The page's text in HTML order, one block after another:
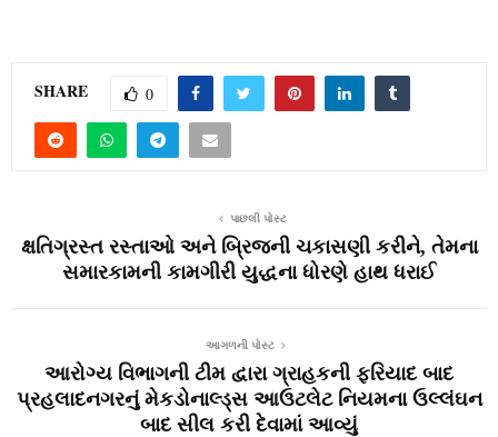
SHARE 0
પાછલી પોસ્ટ
ક્ષતિગ્રસ્ત રસ્તાઓ અને બ્રિજની ચકાસણી કરીને, તેમના
સમારકામની કામગીરી યુદ્ધના ધોરણે હાથ ધરાઈ
આગળની પોસ્ટ
આરોગ્ય વિભાગની ટીમ દ્વારા ગ્રાહકની ફરિયાદ બાદ
પ્રહલાદનગરનું મેકડોનાલ્ડ્સ આઉટલેટ નિયમના ઉલ્લંઘન
બાદ સીલ કરી દેવામાં આવ્યું